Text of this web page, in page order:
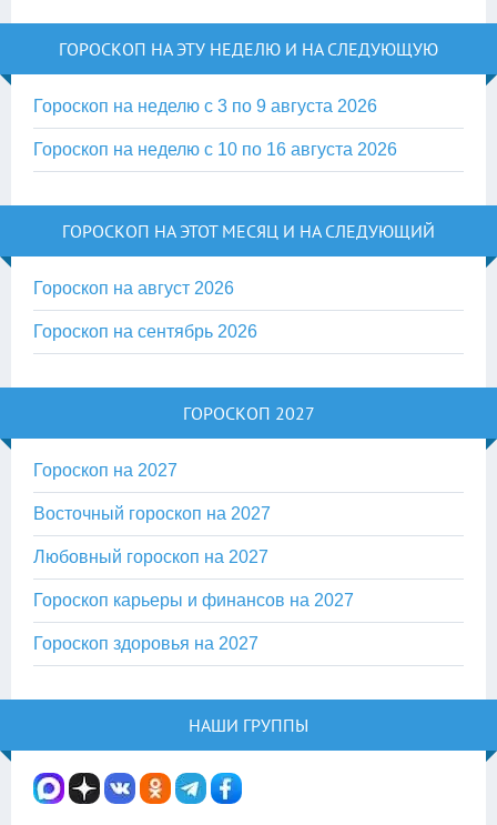
ГОРОСКОП НА ЭТУ НЕДЕЛЮ И НА СЛЕДУЮЩУЮ
Гороскоп на неделю с 3 по 9 августа 2026
Гороскоп на неделю с 10 по 16 августа 2026
ГОРОСКОП НА ЭТОТ МЕСЯЦ И НА СЛЕДУЮЩИЙ
Гороскоп на август 2026
Гороскоп на сентябрь 2026
ГОРОСКОП 2027
Гороскоп на 2027
Восточный гороскоп на 2027
Любовный гороскоп на 2027
Гороскоп карьеры и финансов на 2027
Гороскоп здоровья на 2027
НАШИ ГРУППЫ